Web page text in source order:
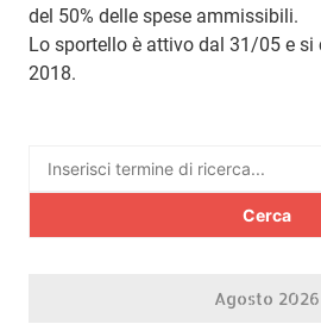
del 50% delle spese ammissibili.
Lo sportello è attivo dal 31/05 e
2018.
Ricerca
Agosto 2026